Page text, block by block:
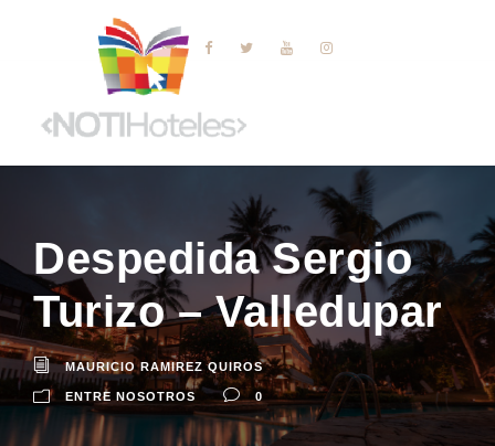
Despedida Sergio
Turizo – Valledupar
MAURICIO RAMIREZ QUIROS
ENTRE NOSOTROS 0